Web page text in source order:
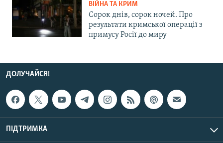
ВІЙНА ТА КРИМ
Сорок днів, сорок ночей. Про
результати кримської операції з
примусу Росії до миру
ДОЛУЧАЙСЯ!
ПІДТРИМКА